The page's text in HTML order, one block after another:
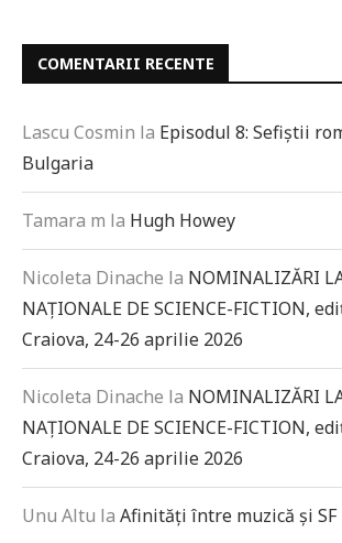
COMENTARII RECENTE
Lascu Cosmin la Episodul 8: Sefiștii
Bulgaria
Tamara m la Hugh Howey
Nicoleta Dinache la NOMINALIZĂRI
NAȚIONALE DE SCIENCE-FICTION,
Craiova, 24-26 aprilie 2026
Nicoleta Dinache la NOMINALIZĂRI
NAȚIONALE DE SCIENCE-FICTION,
Craiova, 24-26 aprilie 2026
Unu Altu la Afinități între muzică și SF